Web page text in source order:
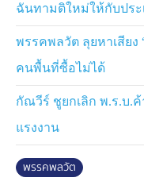
ฉันทามติใหม่ให้กับประ
พรรคพลวัต ลุยหาเสียง
คนพื้นที่ซื้อไม่ได้
กัณวีร์ ชูยกเลิก พ.ร.บ.ค้
แรงงาน
พรรคพลวัต